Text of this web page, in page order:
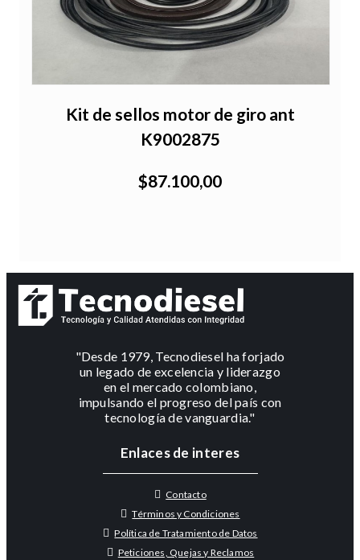
Kit de sellos motor de giro ant
K9002875
$87.100,00
"Desde 1979, Tecnodiesel ha forjado
un legado de excelencia y liderazgo
en el mercado colombiano,
impulsando el progreso del país con
tecnología de vanguardia."
Enlaces de interes
Contacto
Términos y Condiciones
Política de Tratamiento de Datos
Peticiones, Quejas y Reclamos